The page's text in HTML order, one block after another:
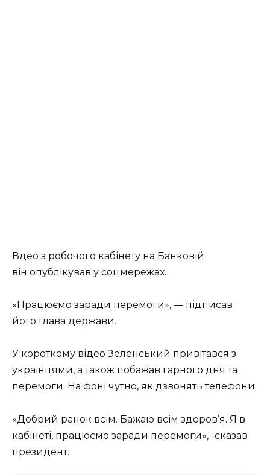
Вдео з робочого кабінету на Банковій
він опублікував у соцмережах.
«Працюємо заради перемоги», — підписав
його глава держави.
У короткому відео Зеленський привітався з
українцями, а також побажав гарного дня та
перемоги. На фоні чутно, як дзвонять телефони.
«Добрий ранок всім. Бажаю всім здоров’я. Я в
кабінеті, працюємо заради перемоги», -сказав
президент.